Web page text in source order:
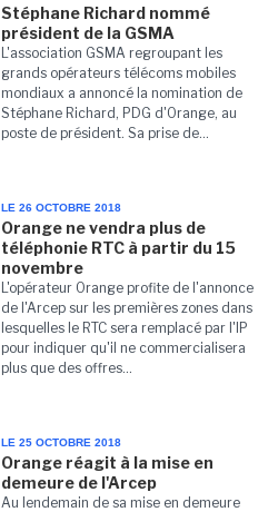
Stéphane Richard nommé
président de la GSMA
L'association GSMA regroupant les
grands opérateurs télécoms mobiles
mondiaux a annoncé la nomination de
Stéphane Richard, PDG d'Orange, au
poste de président. Sa prise de...
LE 26 OCTOBRE 2018
Orange ne vendra plus de
téléphonie RTC à partir du 15
novembre
L'opérateur Orange profite de l'annonce
de l'Arcep sur les premières zones dans
lesquelles le RTC sera remplacé par l'IP
pour indiquer qu'il ne commercialisera
plus que des offres...
LE 25 OCTOBRE 2018
Orange réagit à la mise en
demeure de l'Arcep
Au lendemain de sa mise en demeure